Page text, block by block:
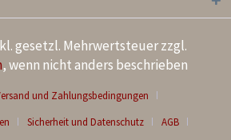
gesetzl. Mehrwertsteuer zzgl.
, wenn nicht anders beschrieben
und Zahlungsbedingungen
Sicherheit und Datenschutz
AGB